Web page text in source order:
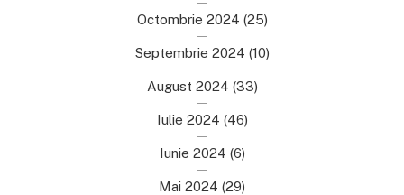
Octombrie 2024 (25)
Septembrie 2024 (10)
August 2024 (33)
Iulie 2024 (46)
Iunie 2024 (6)
Mai 2024 (29)